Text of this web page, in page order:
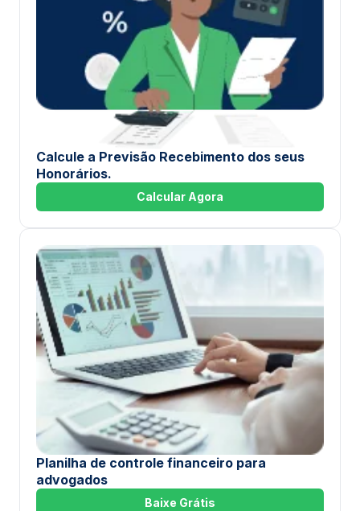
Calcule a Previsão Recebimento dos seus
Honorários.
Calcular Agora
Planilha de controle financeiro para
advogados
Baixe Grátis